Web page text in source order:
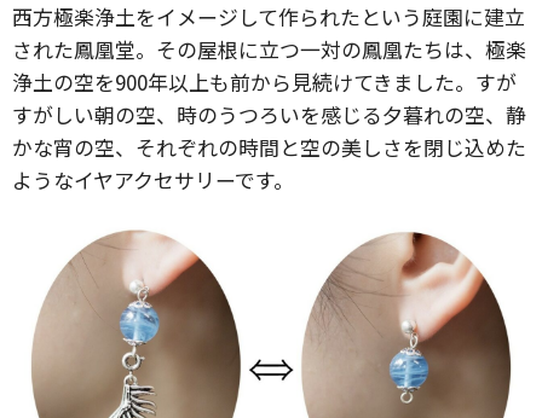
西方極楽浄土をイメージして作られたという庭園に建立
された鳳凰堂。その屋根に立つ一対の鳳凰たちは、極楽
浄土の空を900年以上も前から見続けてきました。すが
すがしい朝の空、時のうつろいを感じる夕暮れの空、静
かな宵の空、それぞれの時間と空の美しさを閉じ込めた
ようなイヤアクセサリーです。